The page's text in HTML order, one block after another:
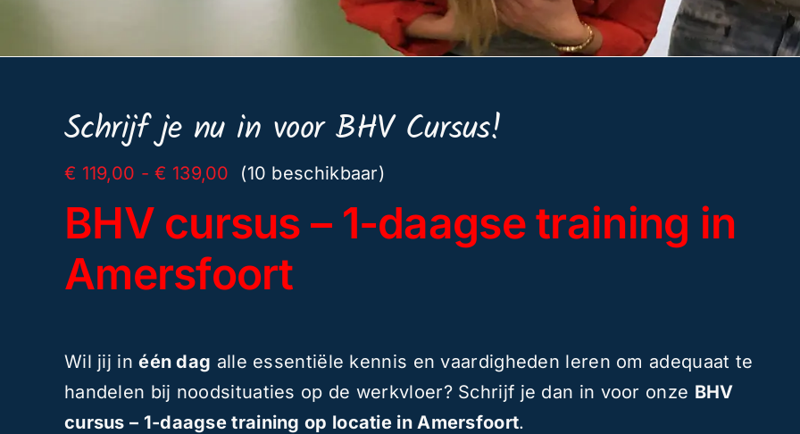
Schrijf je nu in voor BHV Cursus!
€ 119,00 - € 139,00 Prijsklasse:
tot
€ 139,00
(10 beschikbaar)
BHV cursus – 1-daagse training in
Amersfoort
Wil jij inéén dag alle essentiële kennis en vaardigheden leren om adequaat te
handelen bij noodsituaties op de werkvloer? Schrijf je dan in voor onze BHV
cursus – 1-daagse training op locatie in Amersfoort.